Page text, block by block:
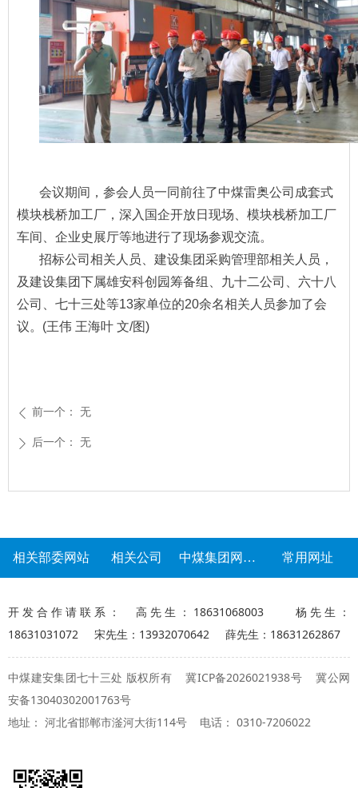
会议期间，参会人员一同前往了中煤雷奥公司成套式
模块栈桥加工厂，深入国企开放日现场、模块栈桥加工厂
车间、企业史展厅等地进行了现场参观交流。
招标公司相关人员、建设集团采购管理部相关人员，
及建设集团下属雄安科创园筹备组、九十二公司、六十八
公司、七十三处等13家单位的20余名相关人员参加了会
议。(王伟 王海叶 文/图)
ꄴ 前一个： 无
ꄲ 后一个： 无
中煤建安集团七十三处 版权所有冀ICP备2026021938号
冀公网
安备13040302001763号
地址： 河北省邯郸市滏河大街114号 电话： 0310-7206022
开发合作请联系： 高先生：18631068003 杨先生：
18631031072 宋先生：13932070642 薛先生：18631262867
相关部委网站 相关公司 中煤集团网站群 常用网址